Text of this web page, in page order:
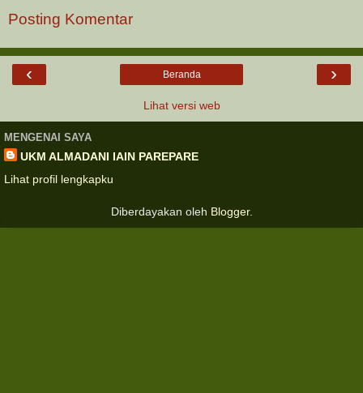
Posting Komentar
‹ ›
Beranda
Lihat versi web
MENGENAI SAYA
UKM ALMADANI IAIN PAREPARE
Lihat profil lengkapku
Diberdayakan oleh Blogger.